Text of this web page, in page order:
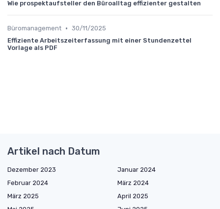
Wie prospektaufsteller den Büroalltag effizienter gestalten
Büromanagement • 30/11/2025
Effiziente Arbeitszeiterfassung mit einer Stundenzettel
Vorlage als PDF
Artikel nach Datum
Dezember 2023
Januar 2024
Februar 2024
März 2024
März 2025
April 2025